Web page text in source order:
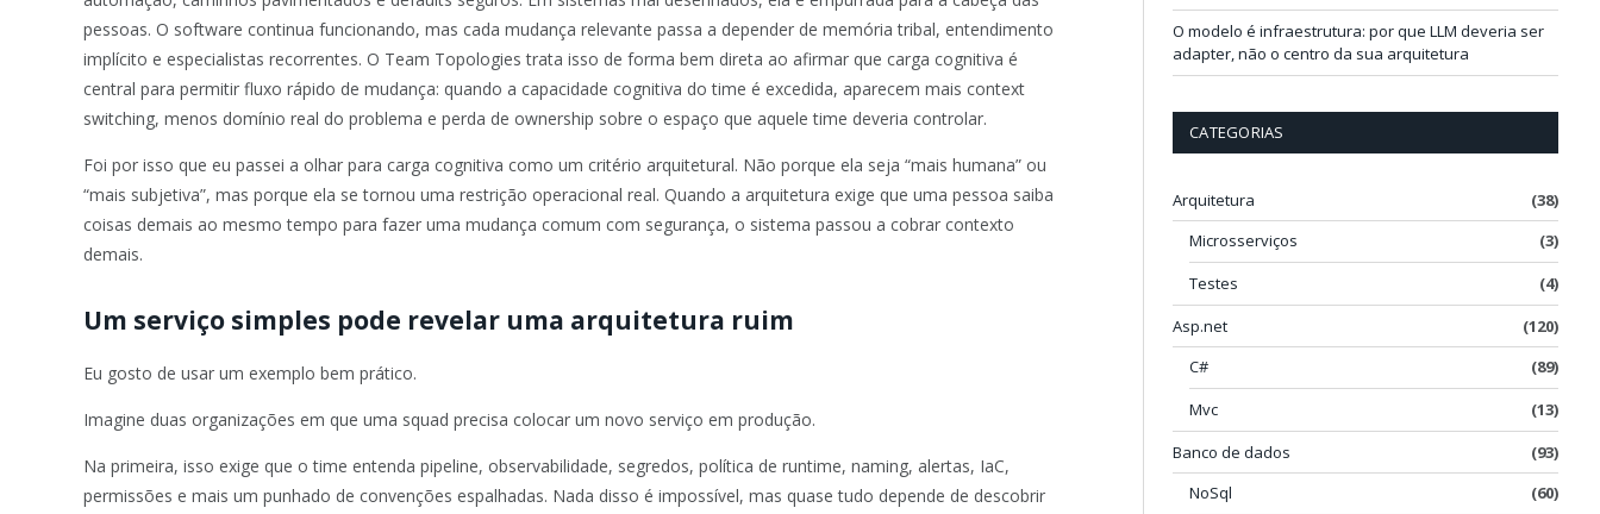
pessoas. O software continua funcionando, mas cada mudança relevante passa a depender de memória tribal, entendimento
implícito e especialistas recorrentes. O Team Topologies trata isso de forma bem direta ao afirmar que carga cognitiva é
central para permitir fluxo rápido de mudança: quando a capacidade cognitiva do time é excedida, aparecem mais context
switching, menos domínio real do problema e perda de ownership sobre o espaço que aquele time deveria controlar.
Foi por isso que eu passei a olhar para carga cognitiva como um critério arquitetural. Não porque ela seja “mais humana” ou
“mais subjetiva”, mas porque ela se tornou uma restrição operacional real. Quando a arquitetura exige que uma pessoa saiba
coisas demais ao mesmo tempo para fazer uma mudança comum com segurança, o sistema passou a cobrar contexto
demais.
Um serviço simples pode revelar uma arquitetura ruim
Eu gosto de usar um exemplo bem prático.
Imagine duas organizações em que uma squad precisa colocar um novo serviço em produção.
Na primeira, isso exige que o time entenda pipeline, observabilidade, segredos, política de runtime, naming, alertas, IaC,
permissões e mais um punhado de convenções espalhadas. Nada disso é impossível, mas quase tudo depende de descobrir
O modelo é infraestrutura: por que LLM deveria ser
adapter, não o centro da sua arquitetura
CATEGORIAS
Arquitetura
(38)
Microsserviços
(3)
Testes
(4)
Asp.net
(120)
C#
(89)
Mvc
(13)
Banco de dados
(93)
NoSql
(60)